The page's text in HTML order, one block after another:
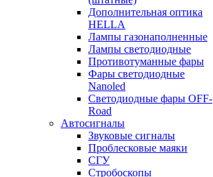
Дополнительная оптика
HELLA
Лампы газонаполненные
Лампы светодиодные
Противотуманные фары
Фары светодиодные
Nanoled
Светодиодные фары OFF-
Road
Автосигналы
Звуковые сигналы
Проблесковые маяки
СГУ
Стробоскопы